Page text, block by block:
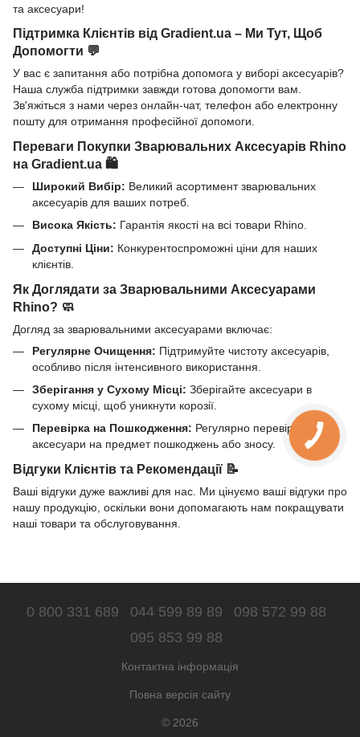
та аксесуари!
Підтримка Клієнтів від Gradient.ua – Ми Тут, Щоб
Допомогти 💬
У вас є запитання або потрібна допомога у виборі аксесуарів?
Наша служба підтримки завжди готова допомогти вам.
Зв'яжіться з нами через онлайн-чат, телефон або електронну
пошту для отримання професійної допомоги.
Переваги Покупки Зварювальних Аксесуарів Rhino
на Gradient.ua 🛍️
Широкий Вибір: Великий асортимент зварювальних
аксесуарів для ваших потреб.
Висока Якість: Гарантія якості на всі товари Rhino.
Доступні Ціни: Конкурентоспроможні ціни для наших
клієнтів.
Як Доглядати за Зварювальними Аксесуарами
Rhino? 🧼
Догляд за зварювальними аксесуарами включає:
Регулярне Очищення: Підтримуйте чистоту аксесуарів,
особливо після інтенсивного використання.
Зберігання у Сухому Місці: Зберігайте аксесуари в
сухому місці, щоб уникнути корозії.
Перевірка на Пошкодження: Регулярно перевіряйте
аксесуари на предмет пошкоджень або зносу.
Відгуки Клієнтів та Рекомендації 📝
Ваші відгуки дуже важливі для нас. Ми цінуємо ваші відгуки про
нашу продукцію, оскільки вони допомагають нам покращувати
наші товари та обслуговування.
0 800 331 689 044 599 89 89
098 572 99 88
095 853 99 88
Контактна інформація
Повна версія сайту
© 2026